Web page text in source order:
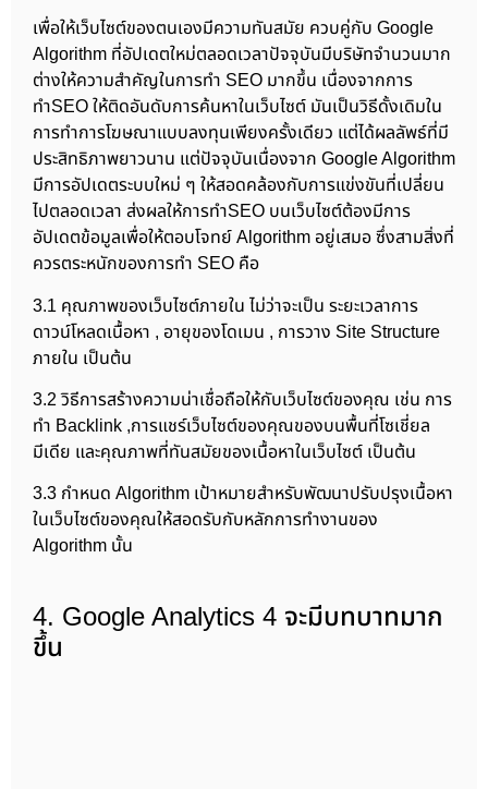
เพื่อให้เว็บไซต์ของตนเองมีความทันสมัย ควบคู่กับ Google
Algorithm ที่อัปเดตใหม่ตลอดเวลาปัจจุบันมีบริษัทจำนวนมาก
ต่างให้ความสำคัญในการทำ SEO มากขึ้น เนื่องจากการ
ทำSEO ให้ติดอันดับการค้นหาในเว็บไซต์ มันเป็นวิธีดั้งเดิมใน
การทำการโฆษณาแบบลงทุนเพียงครั้งเดียว แต่ได้ผลลัพธ์ที่มี
ประสิทธิภาพยาวนาน แต่ปัจจุบันเนื่องจาก Google Algorithm
มีการอัปเดตระบบใหม่ ๆ ให้สอดคล้องกับการแข่งขันที่เปลี่ยน
ไปตลอดเวลา ส่งผลให้การทำSEO บนเว็บไซต์ต้องมีการ
อัปเดตข้อมูลเพื่อให้ตอบโจทย์ Algorithm อยู่เสมอ ซึ่งสามสิ่งที่
ควรตระหนักของการทำ SEO คือ
3.1 คุณภาพของเว็บไซต์ภายใน ไม่ว่าจะเป็น ระยะเวลาการ
ดาวน์โหลดเนื้อหา , อายุของโดเมน , การวาง Site Structure
ภายใน เป็นต้น
3.2 วิธีการสร้างความน่าเชื่อถือให้กับเว็บไซต์ของคุณ เช่น การ
ทำ Backlink ,การแชร์เว็บไซต์ของคุณของบนพื้นที่โซเชี่ยล
มีเดีย และคุณภาพที่ทันสมัยของเนื้อหาในเว็บไซต์ เป็นต้น
3.3 กำหนด Algorithm เป้าหมายสำหรับพัฒนาปรับปรุงเนื้อหา
ในเว็บไซต์ของคุณให้สอดรับกับหลักการทำงานของ
Algorithm นั้น
4. Google Analytics 4 จะมีบทบาทมาก
ขึ้น